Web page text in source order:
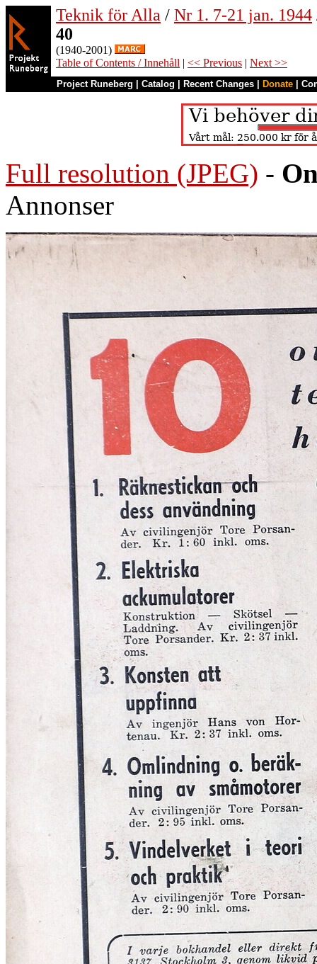
Teknik för Alla / Nr 1. 7-21 jan. 1944
40
(1940-2001)
Table of Contents / Innehåll | << Previous | Next >>
Project Runeberg Catalog Recent Changes Donate
Full resolution (JPEG) -
Annonser